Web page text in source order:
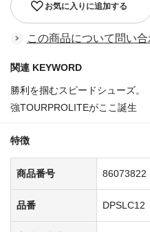
お気に入りに追加する
この商品について問い合
関連 KEYWORD
勝利を掴むスピードシューズ
強TOURPROLITEがここ誕生
特徴
商品番号 86073822
品番 DPSLC12